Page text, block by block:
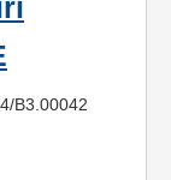
B3.00042